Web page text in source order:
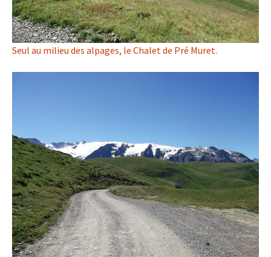
Seul au milieu des alpages, le Chalet de Pré Muret.